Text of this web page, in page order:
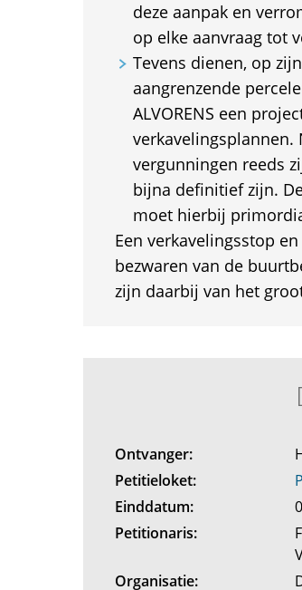
deze aanpak en
op elke aanvraag tot
Tevens dienen, op
aangrenzende
ALVORENS een
verkavelingsplannen.
vergunningen reeds
bijna definitief zijn.
moet hierbij
Een verkavelingsstop
bezwaren van de
zijn daarbij van het
Ontvanger:
Petitieloket:
Einddatum:
Petitionaris:
Organisatie: